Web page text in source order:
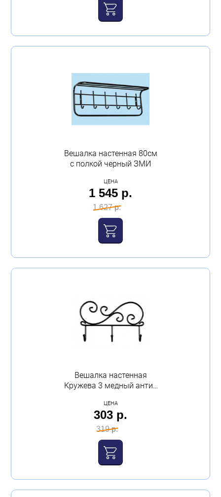
Вешалка настенная 80см
с полкой черный ЗМИ
ЦЕНА
1 545 р.
1 627 р.
Вешалка настенная
Кружева 3 медный антик
ЦЕНА
303 р.
319 р.